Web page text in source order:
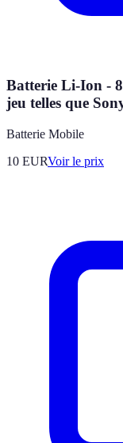
Batterie Li-Ion -
jeu telles que
Batterie Mobile
10 EURVoir le prix